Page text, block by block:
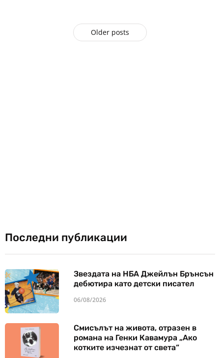
Older posts
Последни публикации
Звездата на НБА Джейлън Брънсън
дебютира като детски писател
06/08/2026
Смисълът на живота, отразен в
романа на Генки Кавамура „Ако
котките изчезнат от света“